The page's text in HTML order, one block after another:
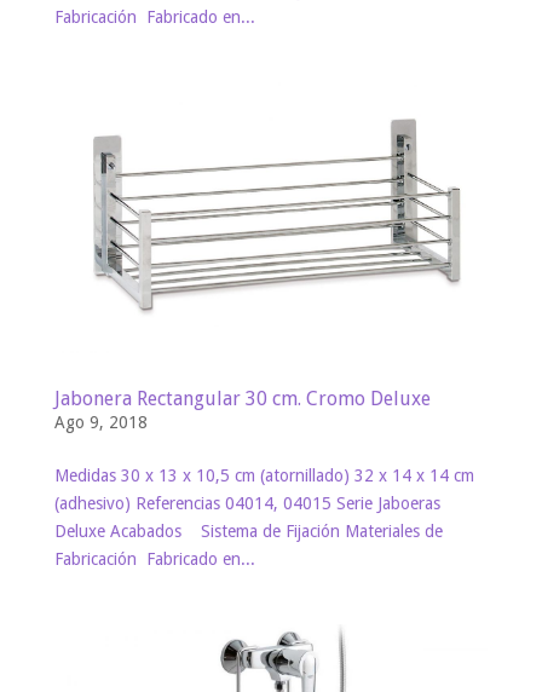
Fabricación Fabricado en...
Jabonera Rectangular 30 cm. Cromo Deluxe
Ago 9, 2018
Medidas 30 x 13 x 10,5 cm (atornillado) 32 x 14 x 14 cm
(adhesivo) Referencias 04014, 04015 Serie Jaboeras
Deluxe Acabados Sistema de Fijación Materiales de
Fabricación Fabricado en...